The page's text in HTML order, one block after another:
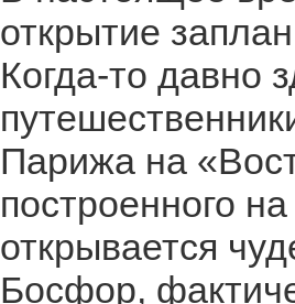
открытие
Когда-то давно
Парижа на
построенного
открывается
Босфор,